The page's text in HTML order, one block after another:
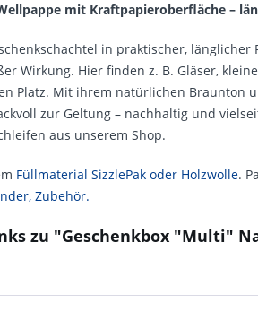
mit Kraftpapieroberfläche –
in praktischer,
Wirkung. Hier finden z. B. Gläser,
Platz. Mit ihrem natürlichen Braunton
zur Geltung – nachhaltig und
aus unserem Shop.
Füllmaterial SizzlePak oder Holzwolle.
Zubehör.
zu "Geschenkbox "Multi"